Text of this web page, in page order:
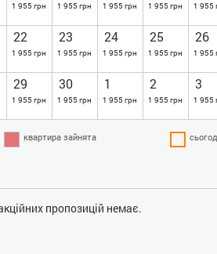
1 955 грн 1 955 грн 1 955 грн 1 955 грн 1 955
22
1 955 грн
23
1 955 грн
24
1 955 грн
25
1 955 грн
26
1 955
29
1 955 грн
30
1 955 грн
1
1 955 грн
2
1 955 грн
3
1 955
квартира зайнята
пропозицій немає.